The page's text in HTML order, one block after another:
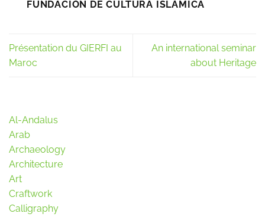
FUNDACIÓN DE CULTURA ISLÁMICA
Présentation du GIERFI au
Maroc
An international seminar
about Heritage
Al-Andalus
Arab
Archaeology
Architecture
Art
Craftwork
Calligraphy